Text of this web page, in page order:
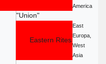
America
"Union"
Eastern Rites
East
Europa,
West
Asia